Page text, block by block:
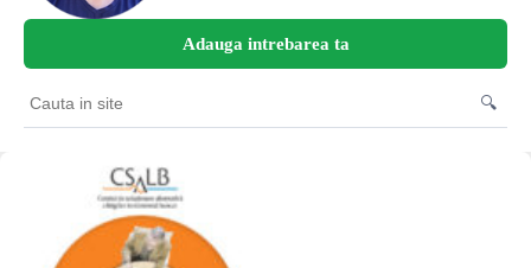
Adauga intrebarea ta
Cauta
in
🔍